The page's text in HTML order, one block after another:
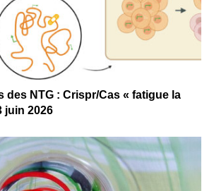
des NTG : Crispr/Cas « fatigue la
juin 2026